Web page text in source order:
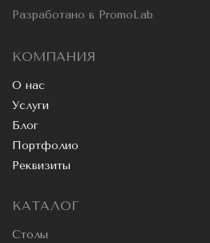
Разработано в PromoLab
КОМПАНИЯ
О нас
Услуги
Блог
Портфолио
Реквизиты
КАТАЛОГ
Столы